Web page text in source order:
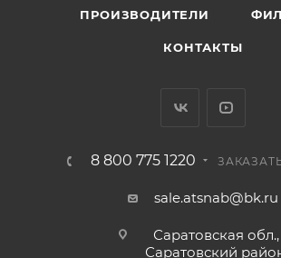
ПРОИЗВОДИТЕЛИ
КОНТАКТЫ
8 800 775 1220
sale.atsnab@bk.ru
Саратовская обл.,
Саратовский